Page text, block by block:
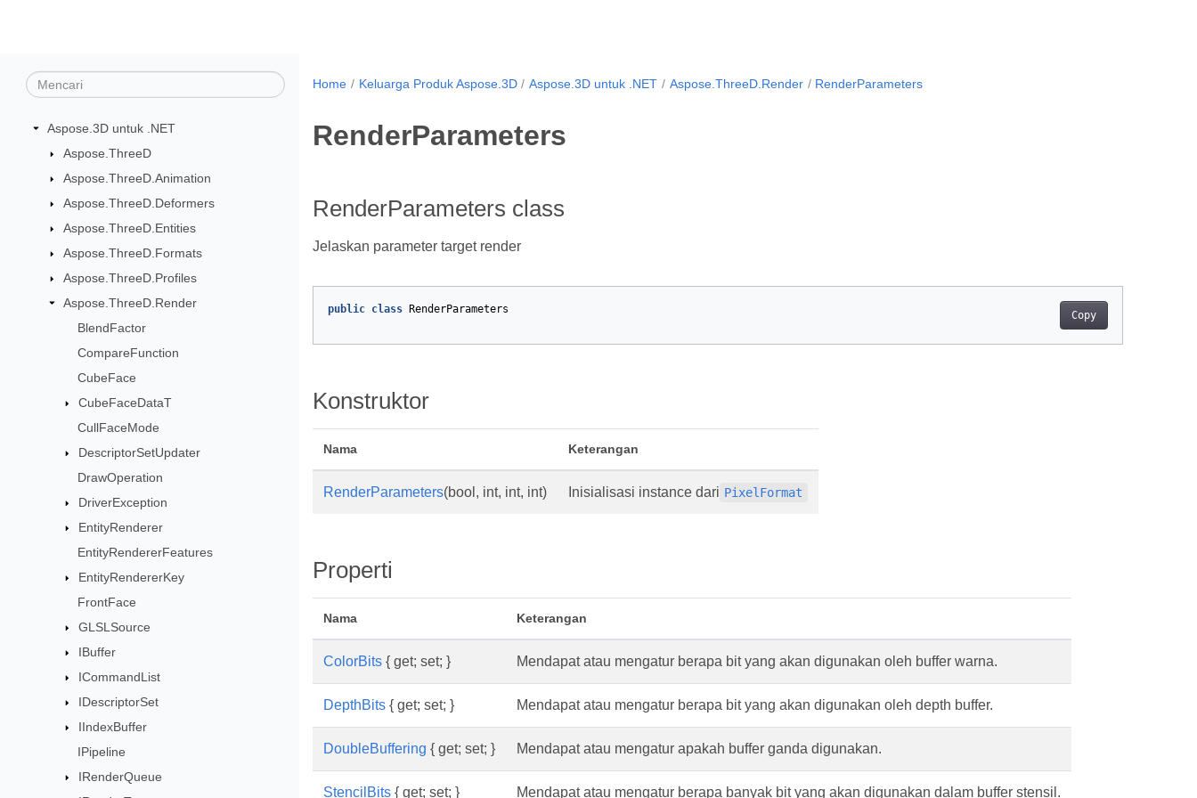
Aspose.3D untuk .NET
Aspose.ThreeD
Aspose.ThreeD.Animation
Aspose.ThreeD.Deformers
Aspose.ThreeD.Entities
Aspose.ThreeD.Formats
Aspose.ThreeD.Profiles
Aspose.ThreeD.Render
BlendFactor
CompareFunction
CubeFace
CubeFaceDataT
CullFaceMode
DescriptorSetUpdater
DrawOperation
DriverException
EntityRenderer
EntityRendererFeatures
EntityRendererKey
FrontFace
GLSLSource
IBuffer
ICommandList
IDescriptorSet
IIndexBuffer
IPipeline
IRenderQueue
Home Keluarga Produk Aspose.3D Aspose.3D untuk .NET Aspose.ThreeD.Render RenderParameters
RenderParameters
RenderParameters class
Jelaskan parameter target render
Copy
public class RenderParameters
Konstruktor
Nama Keterangan
RenderParameters(bool, int, int, int) Inisialisasi instance dari PixelFormat
Properti
Nama Keterangan
ColorBits { get; set; } Mendapat atau mengatur berapa bit yang akan digunakan oleh buffer warna.
DepthBits { get; set; } Mendapat atau mengatur berapa bit yang akan digunakan oleh depth buffer.
DoubleBuffering { get; set; } Mendapat atau mengatur apakah buffer ganda digunakan.
StencilBits { get; set; } Mendapat atau mengatur berapa banyak bit yang akan digunakan dalam buffer stensil.